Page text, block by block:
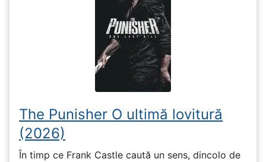
The Punisher O ultimă lovitură
(2026)
În timp ce Frank Castle caută un sens, dincolo de